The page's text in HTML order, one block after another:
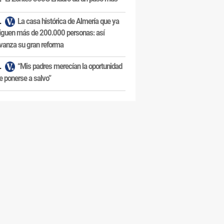
La casa histórica de Almería que ya
más de 200.000 personas: así
su gran reforma
“Mis padres merecían la oportunidad
ponerse a salvo”